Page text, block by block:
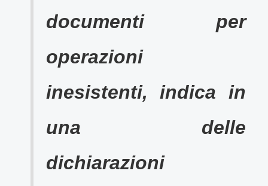
documenti per
operazioni
inesistenti, indica in
una delle
dichiarazioni